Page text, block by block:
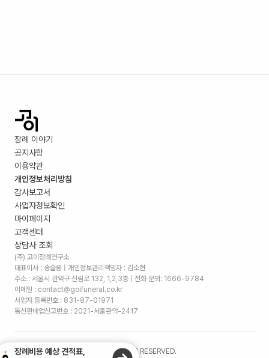
장례 이야기
공지사항
이용약관
개인정보처리방침
감사보고서
사업자정보확인
마이페이지
고객센터
상담사 조회
(주) 고이장례연구소
대표이사 : 송슬옹 | 개인정보관리책임자 : 김소현
주소 : 서울시 관악구 신림로 132, 1,2,3층 | 전화 문의: 1666-9784
이메일 : contact@goifuneral.co.kr
사업자 등록번호 : 831-87-01971
통신판매업신고번호 : 2021-서울관악-2417
©2026. (주)고이장례연구소 ALL RIGHTS RESERVED.
장례비용 예상 견적표,